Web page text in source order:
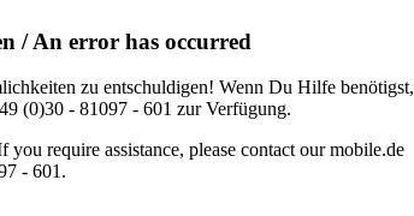
/ An error has occurred
zu entschuldigen! Wenn Du Hilfe benötigst,
(0)30 - 81097 - 601 zur Verfügung.
require assistance, please contact our mobile.de
- 601.